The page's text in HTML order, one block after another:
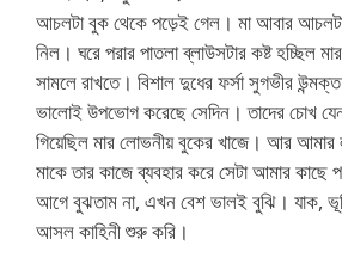
আচলটা বুক থেকে পড়েই গেল। মা আবার আচলটা
নিল। ঘরে পরার পাতলা ব্লাউসটার কষ্ট হচ্ছিল
সামলে রাখতে। বিশাল দুধের ফর্সা সুগভীর উন্মক্ত
ভালোই উপভোগ করেছে সেদিন। তাদের চোখ
গিয়েছিল মার লোভনীয় বুকের খাজে। আর আমার
মাকে তার কাজে ব্যবহার করে সেটা আমার কাছে
আগে বুঝতাম না, এখন বেশ ভালই বুঝি। যাক,
আসল কাহিনী শুরু করি।